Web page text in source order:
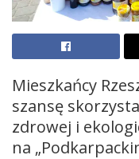
Mieszkańcy
szansę
zdrowej i
na